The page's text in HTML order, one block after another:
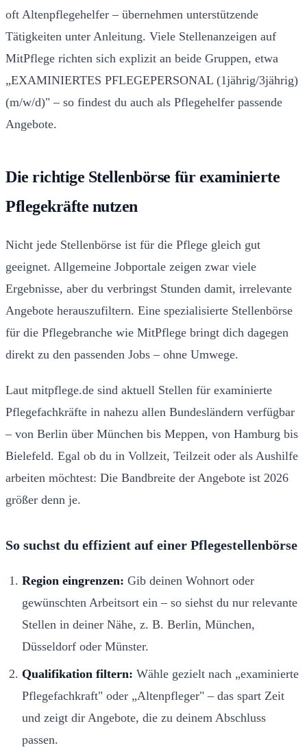
oft Altenpflegehelfer – übernehmen unterstützende
Tätigkeiten unter Anleitung. Viele Stellenanzeigen auf
MitPflege richten sich explizit an beide Gruppen, etwa
„EXAMINIERTES PFLEGEPERSONAL (1jährig/3jährig)
(m/w/d)" – so findest du auch als Pflegehelfer passende
Angebote.
Die richtige Stellenbörse für examinierte
Pflegekräfte nutzen
Nicht jede Stellenbörse ist für die Pflege gleich gut
geeignet. Allgemeine Jobportale zeigen zwar viele
Ergebnisse, aber du verbringst Stunden damit, irrelevante
Angebote herauszufiltern. Eine spezialisierte Stellenbörse
für die Pflegebranche wie MitPflege bringt dich dagegen
direkt zu den passenden Jobs – ohne Umwege.
Laut mitpflege.de sind aktuell Stellen für examinierte
Pflegefachkräfte in nahezu allen Bundesländern verfügbar
– von Berlin über München bis Meppen, von Hamburg bis
Bielefeld. Egal ob du in Vollzeit, Teilzeit oder als Aushilfe
arbeiten möchtest: Die Bandbreite der Angebote ist 2026
größer denn je.
So suchst du effizient auf einer Pflegestellenbörse
Region eingrenzen: Gib deinen Wohnort oder
gewünschten Arbeitsort ein – so siehst du nur relevante
Stellen in deiner Nähe, z. B. Berlin, München,
Düsseldorf oder Münster.
Qualifikation filtern: Wähle gezielt nach „examinierte
Pflegefachkraft" oder „Altenpfleger" – das spart Zeit
und zeigt dir Angebote, die zu deinem Abschluss
passen.